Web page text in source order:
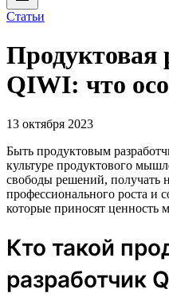
Статьи
Продуктовая
QIWI: что
13 октября 2023
Быть продуктовым
культуре продуктового
свободы решений,
профессионального роста и
которые приносят ценность
Кто такой
разработчик